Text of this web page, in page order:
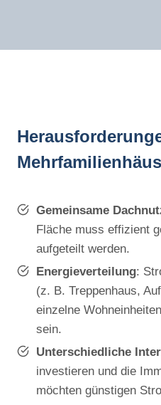
Gemeinsame
Fläche muss effizient
aufgeteilt werden.
Energieverteilung:
(z. B. Treppenhaus,
einzelne
sein.
Unterschiedliche
investieren und die
möchten günstigen